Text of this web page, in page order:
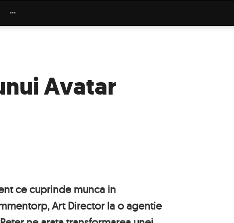
Avatar
ce cuprinde munca in
Art Director la o agentie